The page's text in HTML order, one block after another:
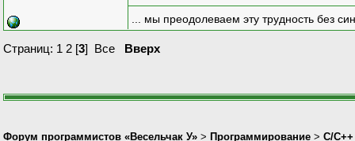
... мы преодолеваем эту трудность без
Страниц: 1 2 [3] Все Вверх
Форум программистов «Весельчак У» > Программирование > C/C++